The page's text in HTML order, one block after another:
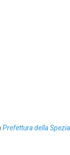
Prefettura della Spezia